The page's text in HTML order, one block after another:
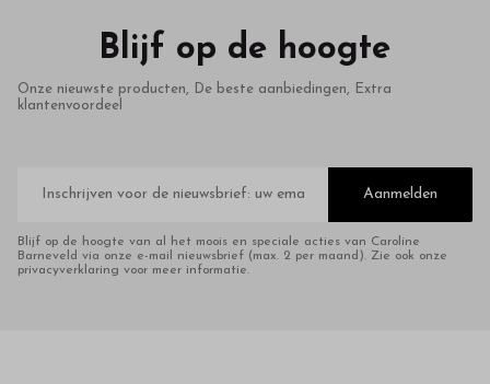
Blijf op de hoogte
Onze nieuwste producten, De beste aanbiedingen, Extra
klantenvoordeel
mailadres
Aanmelden
Blijf op de hoogte van al het moois en speciale acties van Caroline
Barneveld via onze e-mail nieuwsbrief (max. 2 per maand). Zie ook onze
privacyverklaring voor meer informatie.